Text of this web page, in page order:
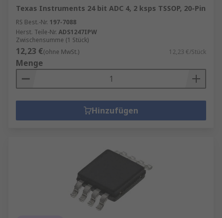
Texas Instruments 24 bit ADC 4, 2 ksps TSSOP, 20-Pin
RS Best.-Nr. 197-7088
Herst. Teile-Nr. ADS1247IPW
Zwischensumme (1 Stück)
12,23 €(ohne MwSt.) 12,23 €/Stück
Menge
Hinzufügen